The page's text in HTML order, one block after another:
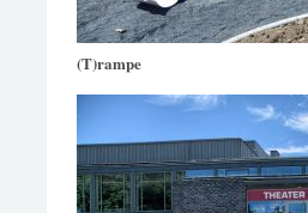
(T)rampe